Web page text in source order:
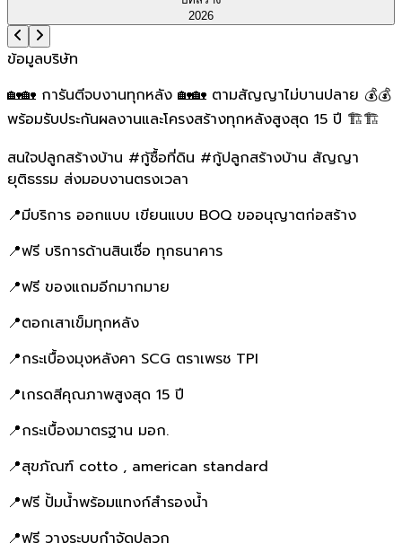
2026
ข้อมูลบริษัท
🏡🏡 การันตีจบงานทุกหลัง 🏡🏡 ตามสัญญาไม่บานปลาย 💰💰
พร้อมรับประกันผลงานและโครงสร้างทุกหลังสูงสุด 15 ปี 🏗️🏗️
สนใจปลูกสร้างบ้าน #กู้ซื้อที่ดิน #กู้ปลูกสร้างบ้าน สัญญา
ยุติธรรม ส่งมอบงานตรงเวลา
📍มีบริการ ออกแบบ เขียนแบบ BOQ ขออนุญาตก่อสร้าง
📍ฟรี บริการด้านสินเชื่อ ทุกธนาคาร
📍ฟรี ของแถมอีกมากมาย
📍ตอกเสาเข็มทุกหลัง
📍กระเบื้องมุงหลังคา SCG ตราเพรช TPI
📍เกรดสีคุณภาพสูงสุด 15 ปี
📍กระเบื้องมาตรฐาน มอก.
📍สุขภัณฑ์ cotto , american standard
📍ฟรี ปั้มน้ำพร้อมแทงก์สำรองน้ำ
📍ฟรี วางระบบกำจัดปลวก